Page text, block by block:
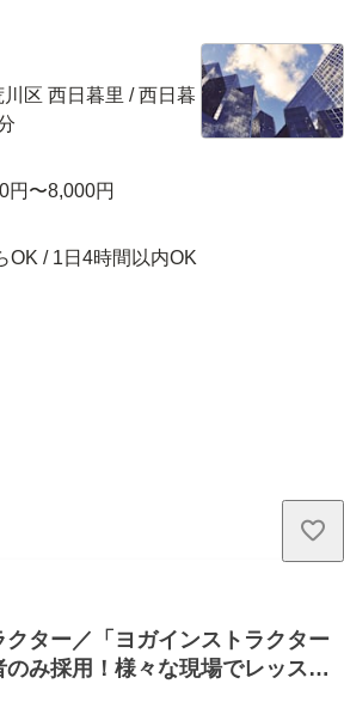
区 西日暮里 / 西日暮
円〜8,000円
OK / 1日4時間以内OK
クター／「ヨガインストラクター
み採用！様々な現場でレッスン